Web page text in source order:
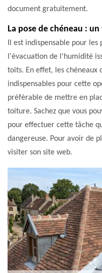
document gratuitement.
La pose de chéneau :
Il est indispensable pour
l'évacuation de l'humidité
toits. En effet, les chéneaux
indispensables pour cette
préférable de mettre en
toiture. Sachez que vous
pour effectuer cette tâche
dangereuse. Pour avoir de
visiter son site web.